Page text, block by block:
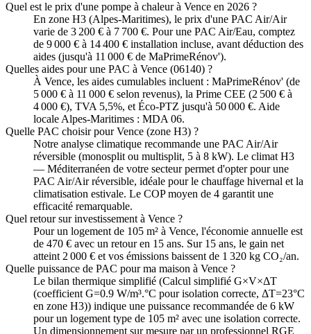
Quel est le prix d'une pompe à chaleur à Vence en 2026 ?
En zone H3 (Alpes-Maritimes), le prix d'une PAC Air/Air
varie de 3 200 € à 7 700 €. Pour une PAC Air/Eau, comptez
de 9 000 € à 14 400 € installation incluse, avant déduction des
aides (jusqu'à 11 000 € de MaPrimeRénov').
Quelles aides pour une PAC à Vence (06140) ?
À Vence, les aides cumulables incluent : MaPrimeRénov' (de
5 000 € à 11 000 € selon revenus), la Prime CEE (2 500 € à
4 000 €), TVA 5,5%, et Éco-PTZ jusqu'à 50 000 €. Aide
locale Alpes-Maritimes : MDA 06.
Quelle PAC choisir pour Vence (zone H3) ?
Notre analyse climatique recommande une PAC Air/Air
réversible (monosplit ou multisplit, 5 à 8 kW). Le climat H3
— Méditerranéen de votre secteur permet d'opter pour une
PAC Air/Air réversible, idéale pour le chauffage hivernal et la
climatisation estivale. Le COP moyen de 4 garantit une
efficacité remarquable.
Quel retour sur investissement à Vence ?
Pour un logement de 105 m² à Vence, l'économie annuelle est
de 470 € avec un retour en 15 ans. Sur 15 ans, le gain net
atteint 2 000 € et vos émissions baissent de 1 320 kg CO₂/an.
Quelle puissance de PAC pour ma maison à Vence ?
Le bilan thermique simplifié (Calcul simplifié G×V×ΔT
(coefficient G=0.9 W/m³.°C pour isolation correcte, ΔT=23°C
en zone H3)) indique une puissance recommandée de 6 kW
pour un logement type de 105 m² avec une isolation correcte.
Un dimensionnement sur mesure par un professionnel RGE